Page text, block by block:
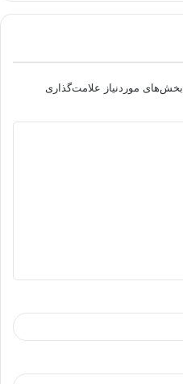
بخش‌های موردنیاز علامت‌گذاری